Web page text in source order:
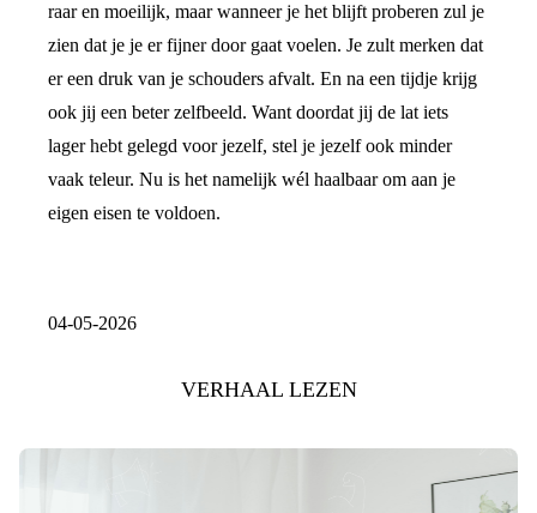
raar en moeilijk, maar wanneer je het blijft proberen zul je
zien dat je je er fijner door gaat voelen. Je zult merken dat
er een druk van je schouders afvalt. En na een tijdje krijg
ook jij een beter zelfbeeld. Want doordat jij de lat iets
lager hebt gelegd voor jezelf, stel je jezelf ook minder
vaak teleur. Nu is het namelijk wél haalbaar om aan je
eigen eisen te voldoen.
04-05-2026
VERHAAL LEZEN